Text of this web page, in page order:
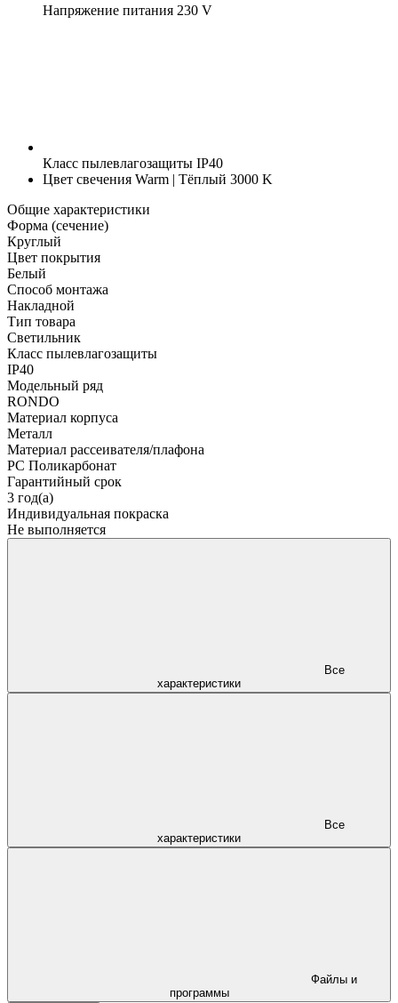
Напряжение питания 230 V
Класс пылевлагозащиты IP40
Цвет свечения Warm | Тёплый 3000 K
Общие характеристики
Форма (сечение)
Круглый
Цвет покрытия
Белый
Способ монтажа
Накладной
Тип товара
Светильник
Класс пылевлагозащиты
IP40
Модельный ряд
RONDO
Материал корпуса
Металл
Материал рассеивателя/плафона
PC Поликарбонат
Гарантийный срок
3 год(а)
Индивидуальная покраска
Не выполняется
характеристики
характеристики
программы